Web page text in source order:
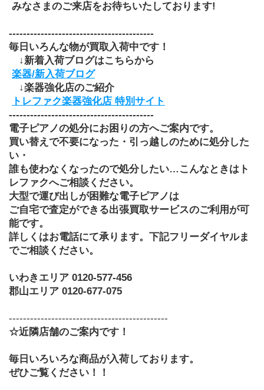
みなさまのご来店をお待ちいたしております!
-----------------------------------------
毎日いろんな物が買取入荷中です！
↓新着入荷ブログはこちらから
楽器/新入荷ブログ
↓楽器強化店のご紹介
トレファク楽器強化店 特別サイト
-----------------------------------------
電子ピアノの処分にお困りの方へご案内です。
買い替えで不要になった・引っ越しのために処分した
い・
誰も使わなくなったので処分したい…こんなときはト
レファクへご相談ください。
大型で運び出しが困難な電子ピアノは
ご自宅で査定ができる出張買取サービスのご利用が可
能です。
詳しくはお電話にて承ります。下記フリーダイヤルま
でご相談ください。
いわきエリア 0120-577-456
郡山エリア 0120-677-075
---------------------------------------------
☆近隣店舗のご案内です！
毎日いろいろな商品が入荷しております。
ぜひご覧ください！！